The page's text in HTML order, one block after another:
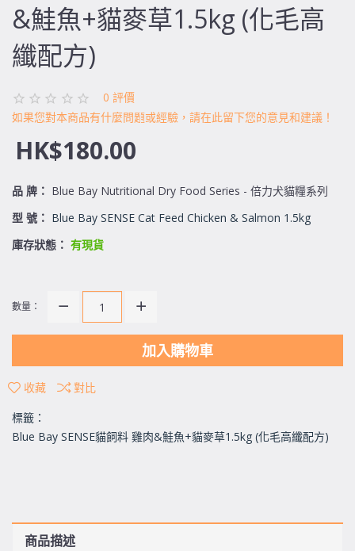
&鮭魚+貓麥草1.5kg (化毛高
纖配方)
0 評價
如果您對本商品有什麼問題或經驗，請在此留下您的意見和建議！
HK$180.00
品 牌： Blue Bay Nutritional Dry Food Series - 倍力犬貓糧系列
型 號： Blue Bay SENSE Cat Feed Chicken & Salmon 1.5kg
庫存狀態： 有現貨
數量：
加入購物車
收藏
對比
標籤：
Blue Bay SENSE貓飼料 雞肉&鮭魚+貓麥草1.5kg (化毛高纖配方)
商品描述